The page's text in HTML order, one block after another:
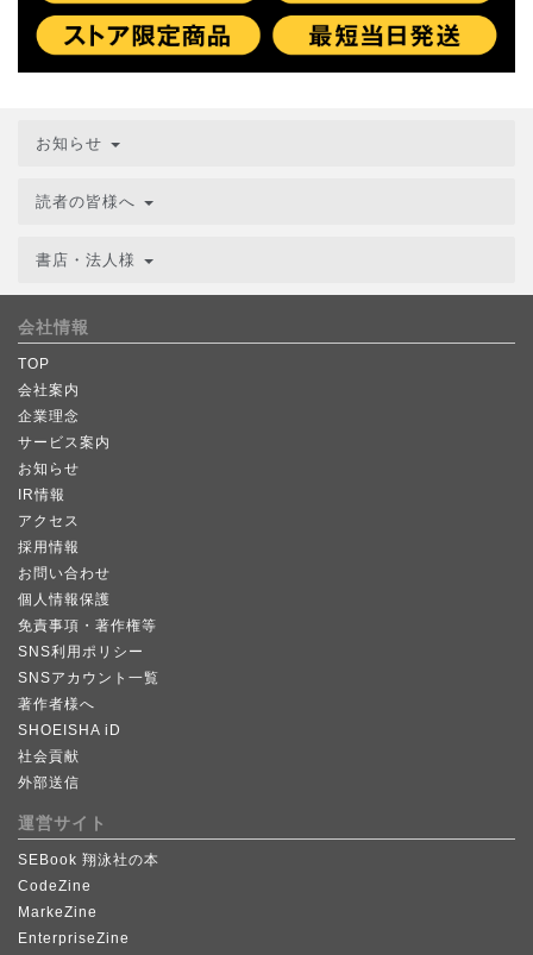
お知らせ
読者の皆様へ
書店・法人様
会社情報
TOP
会社案内
企業理念
サービス案内
お知らせ
IR情報
アクセス
採用情報
お問い合わせ
個人情報保護
免責事項・著作権等
SNS利用ポリシー
SNSアカウント一覧
著作者様へ
SHOEISHA iD
社会貢献
外部送信
運営サイト
SEBook 翔泳社の本
CodeZine
MarkeZine
EnterpriseZine